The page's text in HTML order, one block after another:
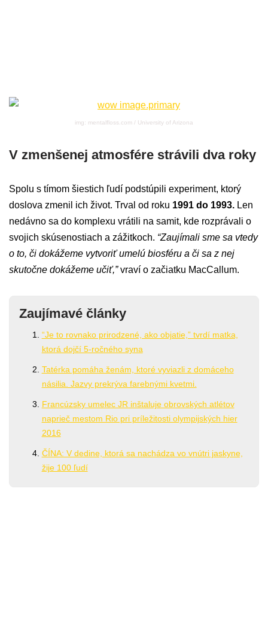
img: mentalfloss.com / University of Arizona
V zmenšenej atmosfére strávili dva roky
Spolu s tímom šiestich ľudí podstúpili experiment, ktorý
doslova zmenil ich život. Trval od roku 1991 do 1993. Len
nedávno sa do komplexu vrátili na samit, kde rozprávali o
svojich skúsenostiach a zážitkoch. “Zaujímali sme sa vtedy
o to, či dokážeme vytvoriť umelú biosféru a či sa z nej
skutočne dokážeme učiť,”vraví o začiatku MacCallum.
Zaujímavé články
“Je to rovnako prirodzené, ako objatie,” tvrdí matka,
ktorá dojčí 5-ročného syna
Tatérka pomáha ženám, ktoré vyviazli z domáceho
násilia. Jazvy prekrýva farebnými kvetmi.
Francúzsky umelec JR inštaluje obrovských atlétov
naprieč mestom Rio pri príležitosti olympijských hier
2016
ČÍNA: V dedine, ktorá sa nachádza vo vnútri jaskyne,
žije 100 ľudí